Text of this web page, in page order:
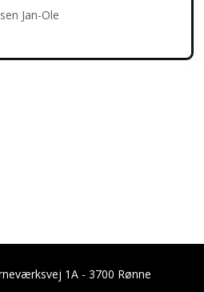
Jan-Ole
1A - 3700 Rønne